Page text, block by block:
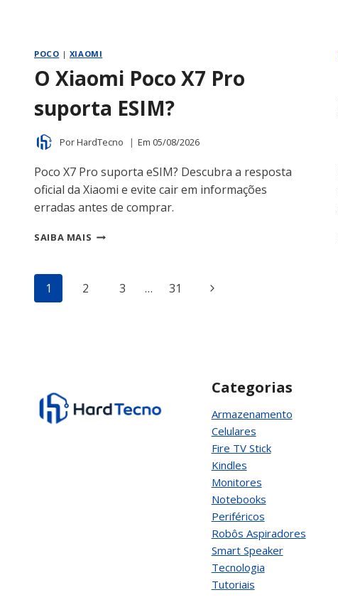
POCO | XIAOMI
O Xiaomi Poco X7 Pro
suporta ESIM?
PorHardTecno Em 05/08/2026
Poco X7 Pro suporta eSIM? Descubra a resposta
oficial da Xiaomi e evite cair em informações
erradas antes de comprar.
SAIBA MAIS O
Navegação
1 2 3 … 31
Página
Categorias
Armazenamento
Celulares
Fire TV Stick
Kindles
Monitores
Notebooks
Periféricos
Robôs Aspiradores
Smart Speaker
Tecnologia
Tutoriais